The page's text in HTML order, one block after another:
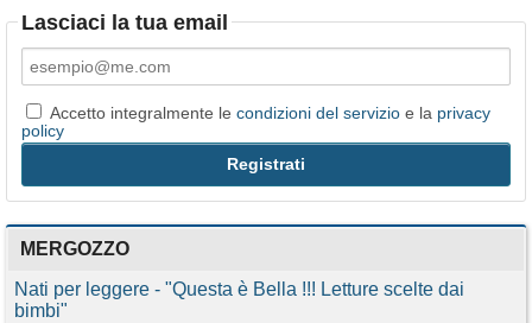
Lasciaci la tua email
Accetto integralmente le condizioni del servizio e la privacy
policy
MERGOZZO
Nati per leggere - "Questa è Bella !!! Letture scelte dai
bimbi"